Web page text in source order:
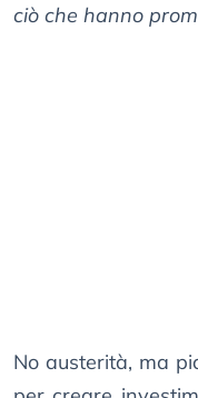
ciò che hanno
No austerità, ma